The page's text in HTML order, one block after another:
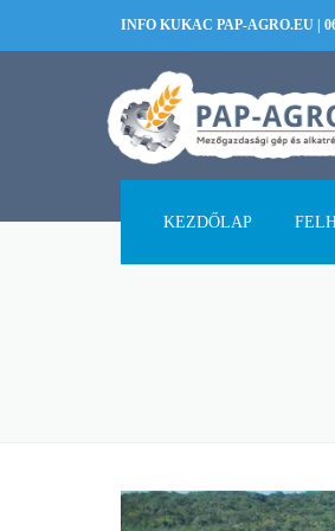
INFO KUKAC PAP-AGRO.EU
KEZDŐLAP